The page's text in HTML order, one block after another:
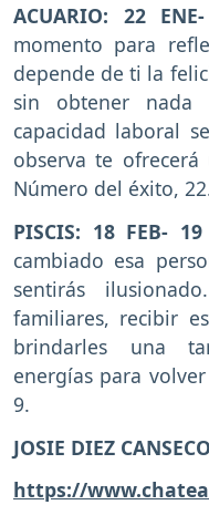
ACUARIO: 22
momento para
depende de ti la
sin obtener nada
capacidad laboral
observa te
Número del éxito,
PISCIS: 18 FEB-
cambiado esa
sentirás
familiares, recibir
brindarles una
energías para
9.
JOSIE DIEZ CANSECO
https://